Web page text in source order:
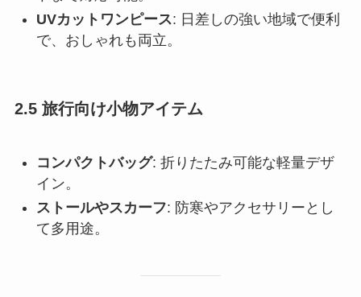
UVカットワンピース: 日差しの強い地域で便利
で、おしゃれも両立。
2.5 旅行向け小物アイテム
コンパクトバッグ: 折りたたみ可能な軽量デザ
イン。
ストールやスカーフ: 防寒やアクセサリーとし
て多用途。